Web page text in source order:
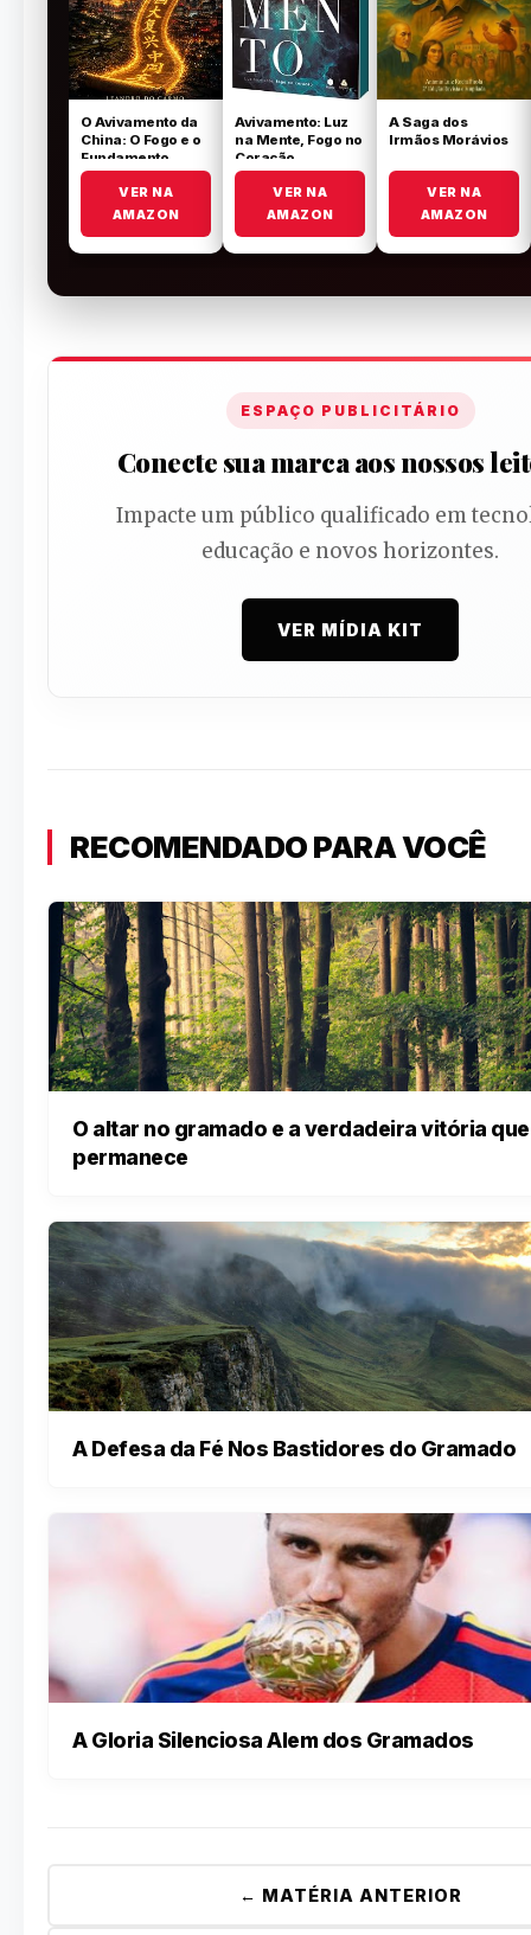
O Avivamento da
China: O Fogo e o
Fundamento
VER NA
AMAZON
Avivamento: Luz
na Mente, Fogo no
Coração
VER NA
AMAZON
A Saga dos
Irmãos Morávios
VER NA
AMAZON
ESPAÇO PUBLICITÁRIO
Conecte sua marca aos nossos
Impacte um público qualificado em
educação e novos horizontes.
VER MÍDIA KIT
RECOMENDADO PARA VOCÊ
O altar no gramado e a verdadeira vitória que
permanece
A Defesa da Fé Nos Bastidores do Gramado
A Gloria Silenciosa Alem dos Gramados
← MATÉRIA ANTERIOR